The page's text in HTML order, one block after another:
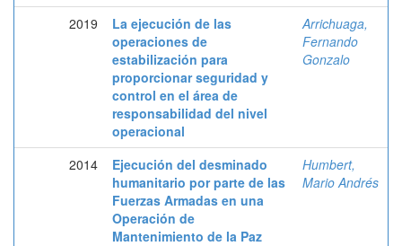
2019
La ejecución de las
operaciones de
estabilización para
proporcionar seguridad y
control en el área de
responsabilidad del nivel
operacional
Arrichuaga,
Fernando
Gonzalo
2014
Ejecución del desminado
humanitario por parte de las
Fuerzas Armadas en una
Operación de
Mantenimiento de la Paz
Humbert,
Mario Andrés